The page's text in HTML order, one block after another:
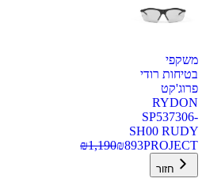
משקפי
בטיחות רודי
פרוג'קט
RYDON
SP537306-
SH00 RUDY
PROJECT
₪893
₪1,190
חזור